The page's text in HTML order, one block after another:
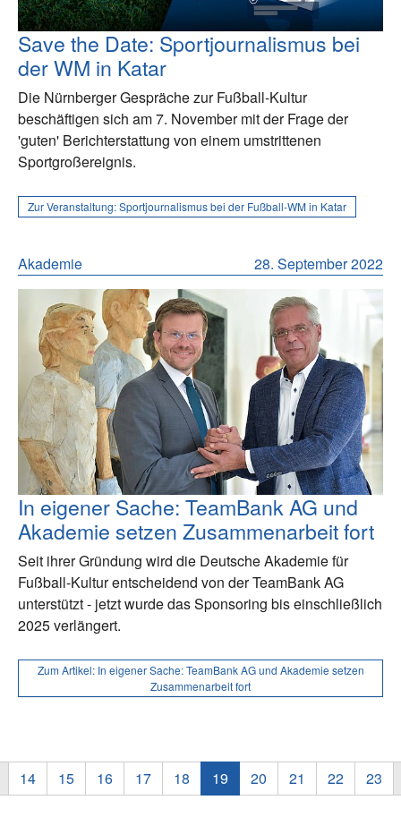
Save the Date: Sportjournalismus bei
der WM in Katar
Die Nürnberger Gespräche zur Fußball-Kultur
beschäftigen sich am 7. November mit der Frage der
'guten' Berichterstattung von einem umstrittenen
Sportgroßereignis.
Zur Veranstaltung:Sportjournalismus bei der Fußball-WM in Katar
28. September 2022
Akademie
In eigener Sache: TeamBank AG und
Akademie setzen Zusammenarbeit fort
Seit ihrer Gründung wird die Deutsche Akademie für
Fußball-Kultur entscheidend von der TeamBank AG
unterstützt - jetzt wurde das Sponsoring bis einschließlich
2025 verlängert.
Zum Artikel: In eigener Sache: TeamBank AG und Akademie setzen
Zusammenarbeit fort
14 15 16 17 18 19 20 21 22 23